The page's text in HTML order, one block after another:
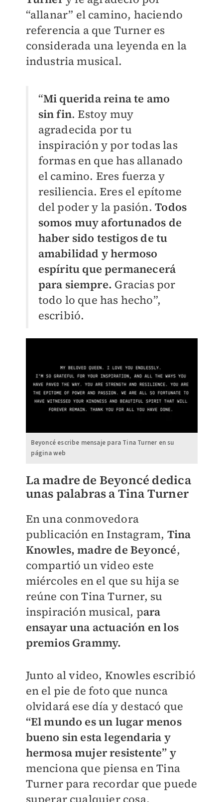
“allanar” el camino, haciendo
referencia a que Turner es
considerada una leyenda en la
industria musical.
“Mi querida reina te amo
sin fin. Estoy muy
agradecida por tu
inspiración y por todas las
formas en que has allanado
el camino. Eres fuerza y
resiliencia. Eres el epítome
del poder y la pasión.Todos
somos muy afortunados de
haber sido testigos de tu
amabilidad y hermoso
espíritu que permanecerá
para siempre. Gracias por
todo lo que has hecho”,
escribió.
Beyoncé escribe mensaje para Tina Turner en su
página web
La madre de Beyoncé dedica
unas palabras a Tina Turner
En una conmovedora
publicación en Instagram, Tina
Knowles, madre de Beyoncé,
compartió un video este
miércoles en el que su hija se
reúne con Tina Turner, su
inspiración musical, para
ensayar una actuación en los
premios Grammy.
Junto al video, Knowles escribió
en el pie de foto que nunca
olvidará ese día y destacó que
“El mundo es un lugar menos
bueno sin esta legendaria y
hermosa mujer resistente” y
menciona que piensa en Tina
Turner para recordar que puede
superar cualquier cosa.